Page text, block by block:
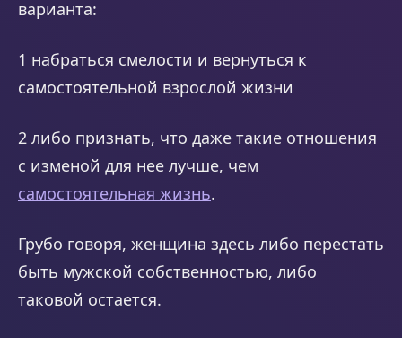
варианта:
1 набраться смелости и вернуться к
самостоятельной взрослой жизни
2 либо признать, что даже такие отношения
с изменой для нее лучше, чем
самостоятельная жизнь.
Грубо говоря, женщина здесь либо перестать
быть мужской собственностью, либо
таковой остается.